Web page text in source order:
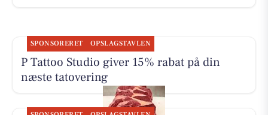
SPONSORERET OPSLAGSTAVLEN
P Tattoo Studio giver 15% rabat på din
næste tatovering